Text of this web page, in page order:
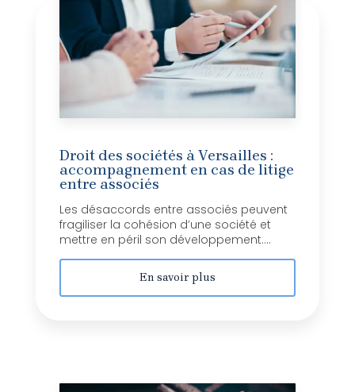
Droit des sociétés à Versailles :
accompagnement en cas de litige
entre associés
Les désaccords entre associés peuvent
fragiliser la cohésion d’une société et
mettre en péril son développement....
En savoir plus